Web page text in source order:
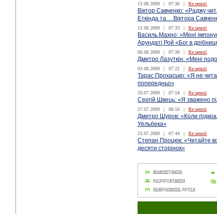
13.08.2009 | 07:36 | Re:цензії
Віктор Савченко: «Раджу
Еткінда та… Віктора
11.08.2009 | 07:33 | Re:цензії
Василь Махно: «Мені
Арундаті Рой «Бог в
06.08.2009 | 07:39 | Re:цензії
Дмитро Лазуткін: «Мені
03.08.2009 | 07:22 | Re:цензії
Тарас Прохасько: «Я не
попередньо»
29.07.2009 | 07:54 | Re:цензії
Сергій Швець: «Я зважено
27.07.2009 | 08:16 | Re:цензії
Дмитро Шуров: «Коли
Уельбека»
23.07.2009 | 07:44 | Re:цензії
Степан Процюк: «Читайте
десяти сторінок»
коментувати
роздрукувати
повідомити друга